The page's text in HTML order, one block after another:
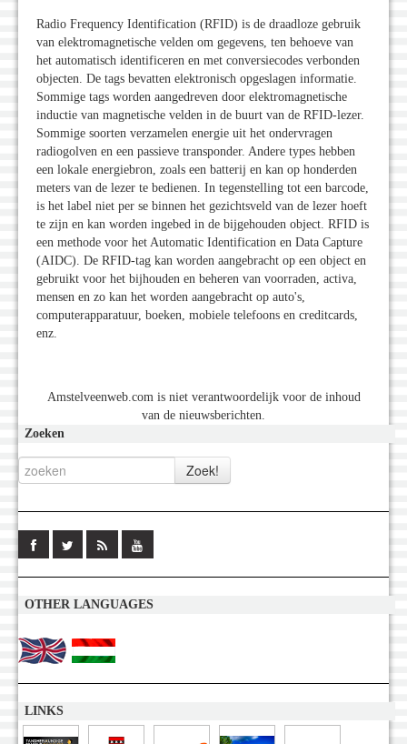
Radio Frequency Identification (RFID) is de draadloze gebruik
van elektromagnetische velden om gegevens, ten behoeve van
het automatisch identificeren en met conversiecodes verbonden
objecten. De tags bevatten elektronisch opgeslagen informatie.
Sommige tags worden aangedreven door elektromagnetische
inductie van magnetische velden in de buurt van de RFID-lezer.
Sommige soorten verzamelen energie uit het ondervragen
radiogolven en een passieve transponder. Andere types hebben
een lokale energiebron, zoals een batterij en kan op honderden
meters van de lezer te bedienen. In tegenstelling tot een barcode,
is het label niet per se binnen het gezichtsveld van de lezer hoeft
te zijn en kan worden ingebed in de bijgehouden object. RFID is
een methode voor het Automatic Identification en Data Capture
(AIDC). De RFID-tag kan worden aangebracht op een object en
gebruikt voor het bijhouden en beheren van voorraden, activa,
mensen en zo kan het worden aangebracht op auto's,
computerapparatuur, boeken, mobiele telefoons en creditcards,
enz.
Amstelveenweb.com is niet verantwoordelijk voor de inhoud
van de nieuwsberichten.
Zoeken
OTHER LANGUAGES
LINKS